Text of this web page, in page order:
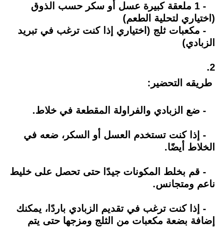
- 1 ملعقة كبيرة عسل أو سكر حسب الذوق
(اختياري لتحلية الطعم)
- مكعبات ثلج (اختياري إذا كنت ترغب في تبريد
الزبادي)
2.
طريقه التحضير:
- ضع الزبادي والفراولة المقطعة في خلاط.
- إذا كنت تستخدم العسل أو السكر، ضعه في
الخلاط أيضًا.
- قم بخلط المكونات جيدًا حتى تحصل على خليط
ناعم ومتجانس.
- إذا كنت ترغب في تقديم الزبادي باردًا، يمكنك
إضافة بضعة مكعبات من الثلج ومزجها حتى يتم